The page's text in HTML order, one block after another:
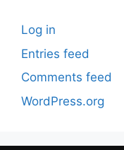
Log in
Entries feed
Comments feed
WordPress.org